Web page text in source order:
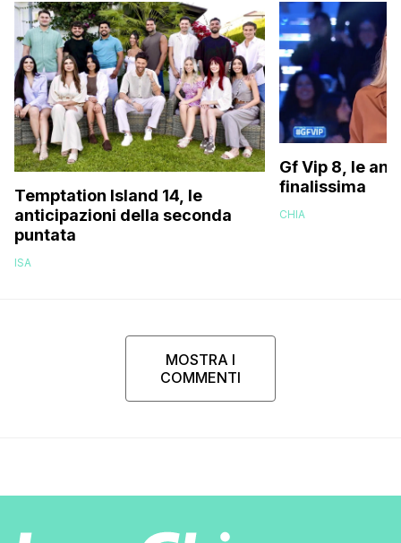
Temptation Island 14, le
anticipazioni della seconda
puntata
ISA
Gf Vip 8, le
finalissima
CHIA
MOSTRA I
COMMENTI